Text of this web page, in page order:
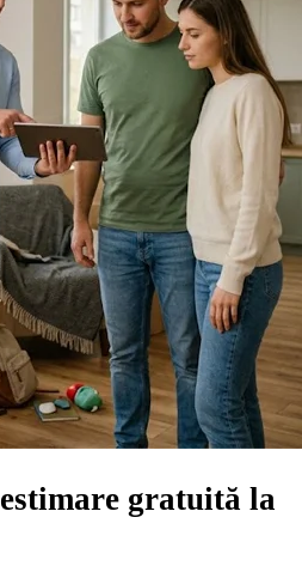
estimare gratuită la